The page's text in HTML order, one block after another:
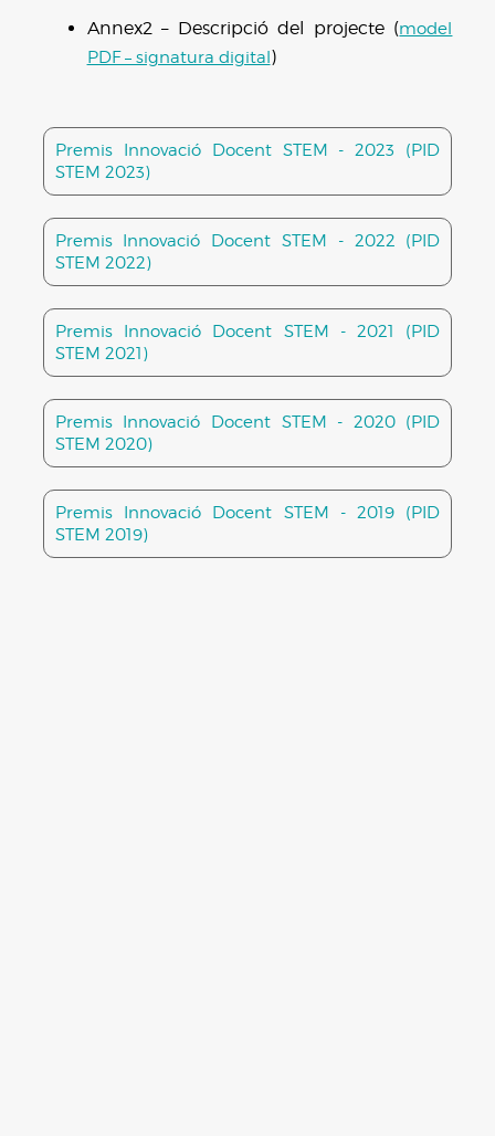
Annex2 – Descripció del projecte (model
PDF – signatura digital )
Premis Innovació Docent STEM - 2023 (PID
STEM 2023)
Premis Innovació Docent STEM - 2022 (PID
STEM 2022)
Premis Innovació Docent STEM - 2021 (PID
STEM 2021)
Premis Innovació Docent STEM - 2020 (PID
STEM 2020)
Premis Innovació Docent STEM - 2019 (PID
STEM 2019)